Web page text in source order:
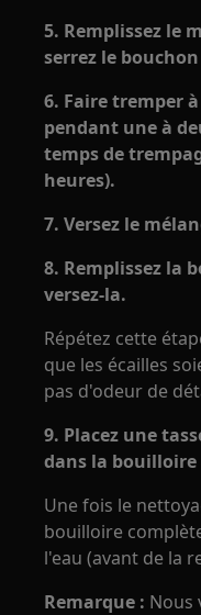
5. Remplissez le
serrez le
6. Faire tremper
pendant une à
temps de
heures).
7. Versez le
8. Remplissez la
versez-la.
Répétez cette
que les écailles
pas d'odeur de
9. Placez une
dans la
Une fois le
bouilloire
l'eau (avant de la
Remarque : Nous